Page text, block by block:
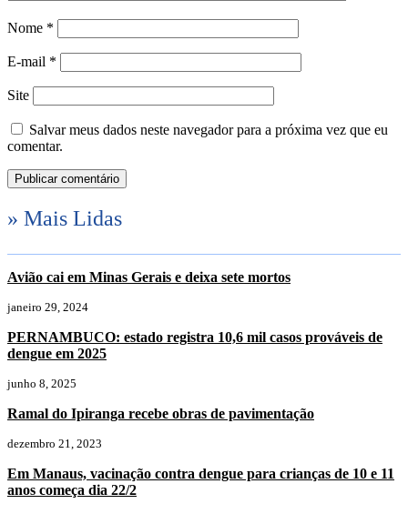
Nome *
E-mail *
Site
Salvar meus dados neste navegador para a próxima vez que eu
comentar.
» Mais Lidas
Avião cai em Minas Gerais e deixa sete mortos
janeiro 29, 2024
PERNAMBUCO: estado registra 10,6 mil casos prováveis de
dengue em 2025
junho 8, 2025
Ramal do Ipiranga recebe obras de pavimentação
dezembro 21, 2023
Em Manaus, vacinação contra dengue para crianças de 10 e 11
anos começa dia 22/2